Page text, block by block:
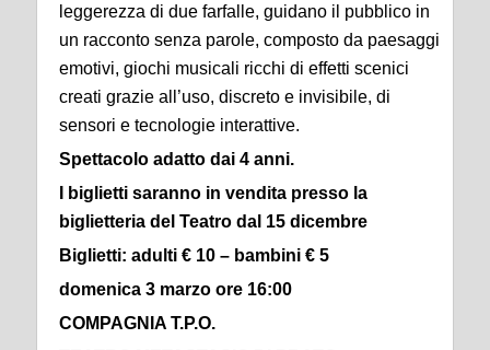
leggerezza di due farfalle, guidano il pubblico in
un racconto senza parole, composto da paesaggi
emotivi, giochi musicali ricchi di effetti scenici
creati grazie all’uso, discreto e invisibile, di
sensori e tecnologie interattive.
Spettacolo adatto dai 4 anni.
I biglietti saranno in vendita presso la
biglietteria del Teatro dal 15 dicembre
Biglietti: adulti € 10 – bambini € 5
domenica 3 marzo ore 16:00
COMPAGNIA T.P.O.